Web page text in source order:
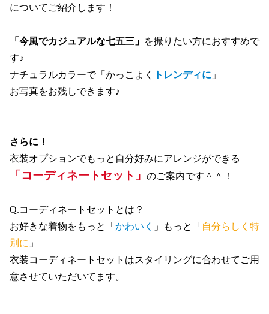
についてご紹介します！
「今風でカジュアルな七五三」 を撮りたい方におすすめで
す♪
ナチュラルカラーで「かっこよく
トレンディに 」
お写真をお残しできます♪
さらに！
衣装オプションでもっと自分好みにアレンジができる
「コーディネートセット」 のご案内です＾＾！
Q.コーディネートセットとは？
お好きな着物をもっと「 かわいく 」もっと「 自分らしく特
別に 」
衣装コーディネートセットはスタイリングに合わせてご用
意させていただいてます。